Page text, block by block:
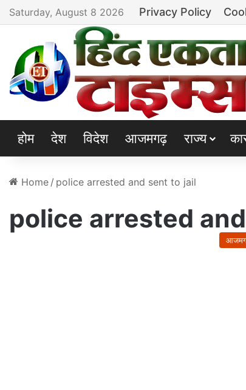
Saturday, August 8 2026 Privacy Policy
होम देश विदेश आजमगढ़ राज्य
Home / police arrested and sent to jail
police arrested